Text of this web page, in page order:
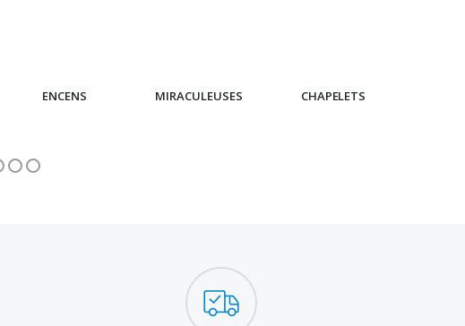
ENCENS MIRACULEUSES CHAPELETS